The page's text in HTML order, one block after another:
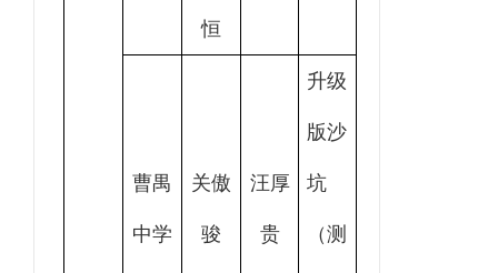
恒
曹禺
中学
关傲
骏
汪厚
贵
升级
版沙
坑
（测